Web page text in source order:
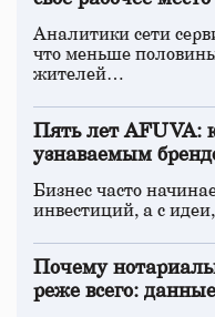
Аналитики сети
что меньше
жителей…
Пять лет AFUVA:
узнаваемым
Бизнес часто
инвестиций, а с
Почему
реже всего: